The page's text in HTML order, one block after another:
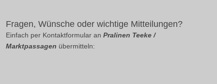
Fragen, Wünsche oder wichtige Mitteilungen?
Einfach per Kontaktformular an Pralinen Teeke /
Marktpassagen übermitteln: